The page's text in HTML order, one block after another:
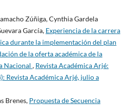
Zúñiga, Cynthia Gardela
García, Experiencia de la carrera
durante la implementación del plan
de la oferta académica de la
Nacional , Revista Académica Arjé:
Revista Académica Arjé, julio a
Brenes, Propuesta de Secuencia